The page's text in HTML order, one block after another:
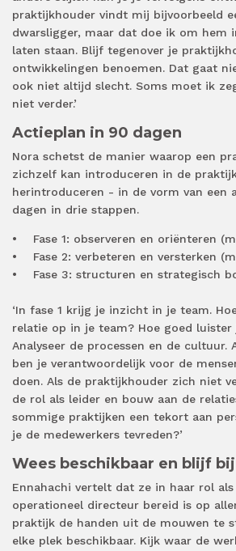
praktijkhouder vindt mij bijvoorbeeld
dwarsligger, maar dat doe ik om hem
laten staan. Blijf tegenover je
ontwikkelingen benoemen. Dat gaat
ook niet altijd slecht. Soms moet ik
niet verder.’
Actieplan in 90 dagen
Nora schetst de manier waarop een
zichzelf kan introduceren in de
herintroduceren - in de vorm van een
dagen in drie stappen.
• Fase 1: observeren en oriënteren
• Fase 2: verbeteren en versterken
• Fase 3: structuren en strategisch
‘In fase 1 krijg je inzicht in je team.
relatie op in je team? Hoe goed luister
Analyseer de processen en de cultuur.
ben je verantwoordelijk voor de
doen. Als de praktijkhouder zich niet
de rol als leider en bouw aan de
sommige praktijken een tekort aan
je de medewerkers tevreden?’
Wees beschikbaar en blijf
Ennahachi vertelt dat ze in haar rol
operationeel directeur bereid is op
praktijk de handen uit de mouwen te
elke plek beschikbaar. Kijk waar de